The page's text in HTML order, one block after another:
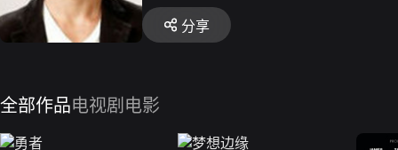
分享
全部作品电视剧 电影